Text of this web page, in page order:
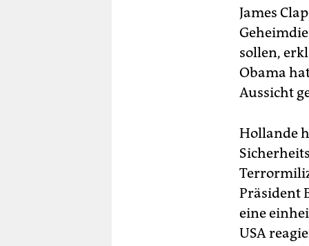
James
sollen,
Obama
Aussicht
Hollande
Präsident
eine
USA